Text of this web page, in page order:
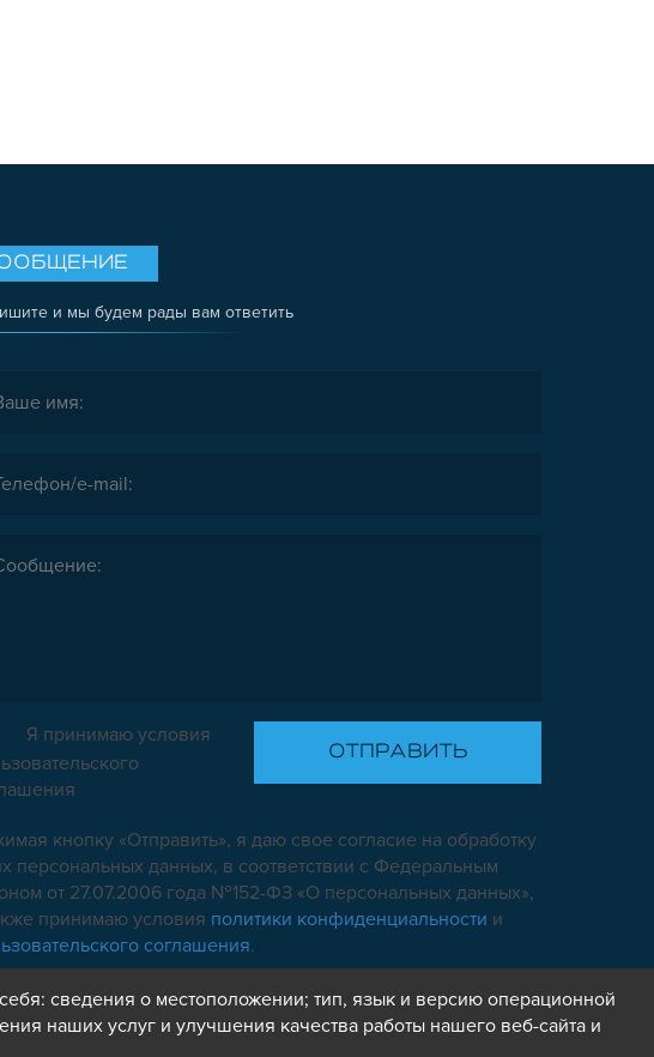
и мы будем рады вам ответить
Я принимаю условия
кнопку «Отправить», я даю свое согласие на обработку
персональных данных, в соответствии с Федеральным
от 27.07.2006 года №152-ФЗ «О персональных данных»,
принимаю условия политики конфиденциальности и
соглашения.
сведения о местоположении; тип, язык и версию операционной
наших услуг и улучшения качества работы нашего веб-сайта и